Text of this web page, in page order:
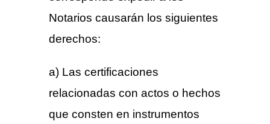
Notarios causarán los siguientes
derechos:
a) Las certificaciones
relacionadas con actos o hechos
que consten en instrumentos